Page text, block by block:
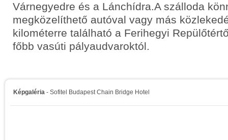
Várnegyedre és a Lánchídra.A szálloda
megközelíthető autóval vagy más
kilométerre található a Ferihegyi
főbb vasúti pályaudvaroktól.
Képgaléria - Sofitel Budapest Chain Bridge Hotel